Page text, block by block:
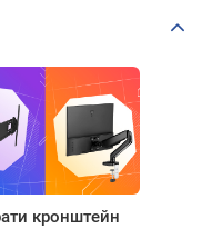
кронштейн